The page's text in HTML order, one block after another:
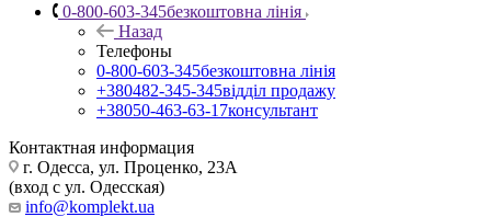
0-800-603-345безкоштовна лінія
Назад
Телефоны
0-800-603-345безкоштовна лінія
+380482-345-345відділ продажу
+38050-463-63-17консультант
Контактная информация
г. Одесса, ул. Проценко, 23А
(вход с ул. Одесская)
info@komplekt.ua